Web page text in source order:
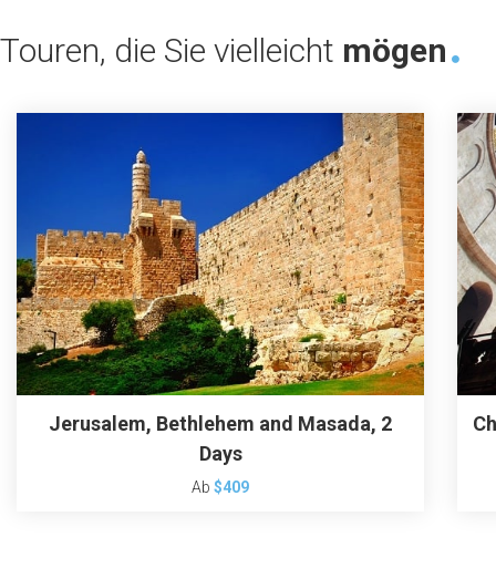
Touren, die Sie vielleicht mögen
Jerusalem, Bethlehem and Masada, 2
Days
Ab$409